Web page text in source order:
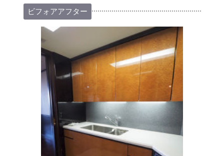
ビフォアアフター